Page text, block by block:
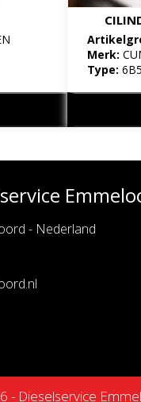
Merk:
Type:
- Nederland
- Dieselservice